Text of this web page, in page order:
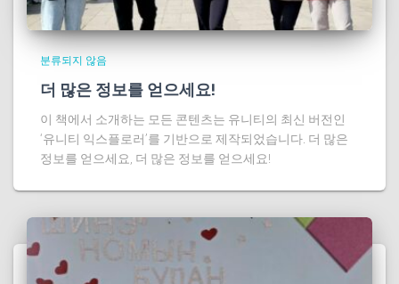
분류되지 않음
더 많은 정보를 얻으세요!
이 책에서 소개하는 모든 콘텐츠는 유니티의 최신 버전인
‘유니티 익스플로러’를 기반으로 제작되었습니다. 더 많은
정보를 얻으세요, 더 많은 정보를 얻으세요!